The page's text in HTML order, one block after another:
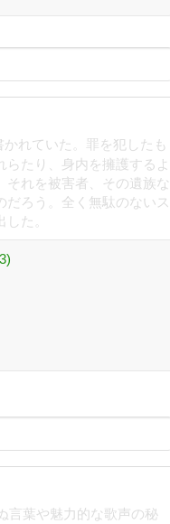
れていた。罪を犯したも
たり、身内を擁護するよ
それを被害者、その遺族な
ろう。全く無駄のないス
た。
言葉や魅力的な歌声の秘